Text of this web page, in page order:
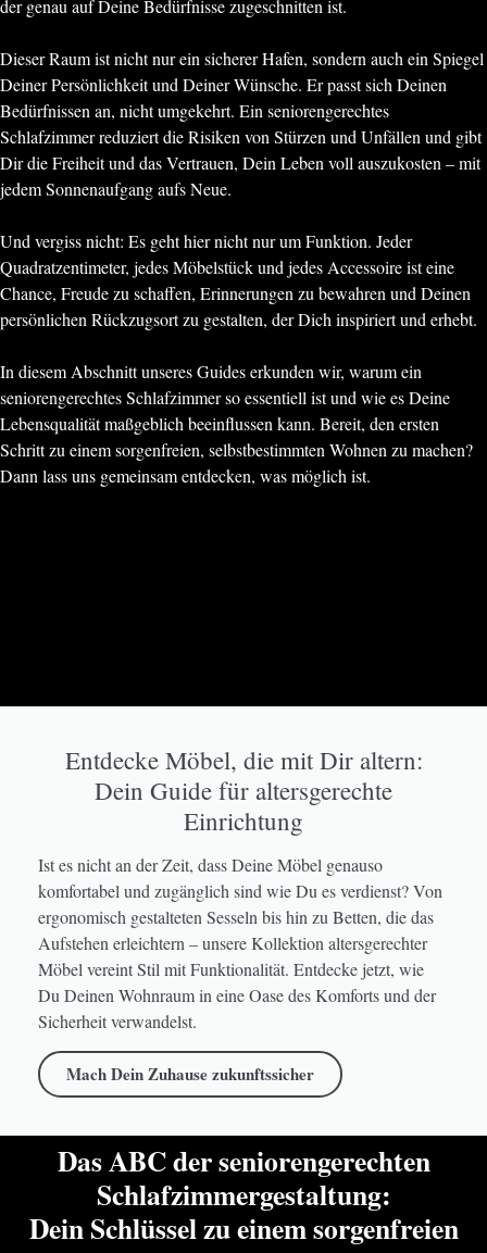
der genau auf Deine Bedürfnisse zugeschnitten ist.
Dieser Raum ist nicht nur ein sicherer Hafen, sondern auch ein Spiegel
Deiner Persönlichkeit und Deiner Wünsche. Er passt sich Deinen
Bedürfnissen an, nicht umgekehrt. Ein seniorengerechtes
Schlafzimmer reduziert die Risiken von Stürzen und Unfällen und gibt
Dir die Freiheit und das Vertrauen, Dein Leben voll auszukosten – mit
jedem Sonnenaufgang aufs Neue.
Und vergiss nicht: Es geht hier nicht nur um Funktion. Jeder
Quadratzentimeter, jedes Möbelstück und jedes Accessoire ist eine
Chance, Freude zu schaffen, Erinnerungen zu bewahren und Deinen
persönlichen Rückzugsort zu gestalten, der Dich inspiriert und erhebt.
In diesem Abschnitt unseres Guides erkunden wir, warum ein
seniorengerechtes Schlafzimmer so essentiell ist und wie es Deine
Lebensqualität maßgeblich beeinflussen kann. Bereit, den ersten
Schritt zu einem sorgenfreien, selbstbestimmten Wohnen zu machen?
Dann lass uns gemeinsam entdecken, was möglich ist.
Entdecke Möbel, die mit Dir altern:
Dein Guide für altersgerechte
Einrichtung
Ist es nicht an der Zeit, dass Deine Möbel genauso
komfortabel und zugänglich sind wie Du es verdienst? Von
ergonomisch gestalteten Sesseln bis hin zu Betten, die das
Aufstehen erleichtern – unsere Kollektion altersgerechter
Möbel vereint Stil mit Funktionalität. Entdecke jetzt, wie
Du Deinen Wohnraum in eine Oase des Komforts und der
Sicherheit verwandelst.
Mach Dein Zuhause zukunftssicher
Das ABC der seniorengerechten
Schlafzimmergestaltung:
Dein Schlüssel zu einem sorgenfreien